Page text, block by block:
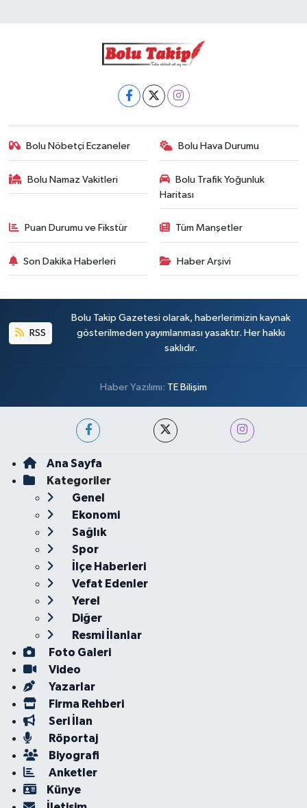
Bolu Nöbetçi Eczaneler Bolu Hava Durumu
Bolu Namaz Vakitleri
Bolu Trafik Yoğunluk
Haritası
Puan Durumu ve Fikstür Tüm Manşetler
Son Dakika Haberleri Haber Arşivi
RSS
Bolu Takip Gazetesi olarak, haberlerimizin kaynak
gösterilmeden yayımlanması yasaktır. Her hakkı
saklıdır.
Haber Yazılımı: TE Bilişim
Ana Sayfa
Kategoriler
Genel
Ekonomi
Sağlık
Spor
İlçe Haberleri
Vefat Edenler
Yerel
Diğer
Resmi İlanlar
Foto Galeri
Video
Yazarlar
Firma Rehberi
Seri İlan
Röportaj
Biyografi
Anketler
Künye